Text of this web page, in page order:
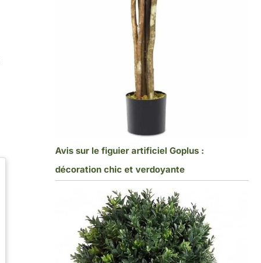
Avis sur le figuier artificiel Goplus :
décoration chic et verdoyante